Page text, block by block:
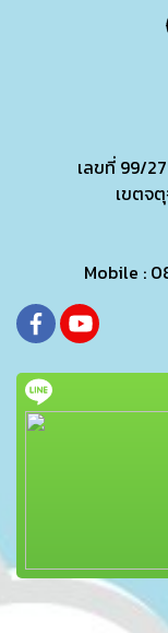
เลขที่ 99/
เขตจ
Mobile :